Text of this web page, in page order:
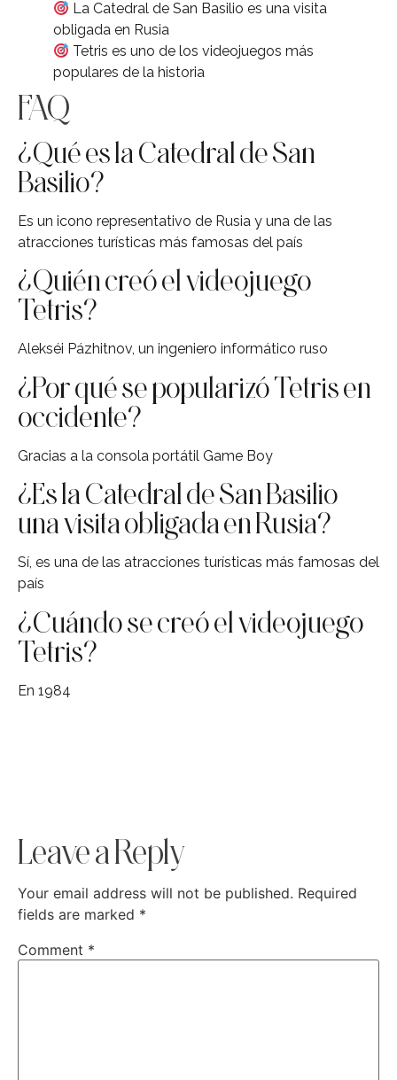
La Catedral de San Basilio es una visita
obligada en Rusia
Tetris es uno de los videojuegos más
populares de la historia
FAQ
¿Qué es la Catedral de San
Basilio?
Es un icono representativo de Rusia y una de las
atracciones turísticas más famosas del país
¿Quién creó el videojuego
Tetris?
Alekséi Pázhitnov, un ingeniero informático ruso
¿Por qué se popularizó Tetris en
occidente?
Gracias a la consola portátil Game Boy
¿Es la Catedral de San Basilio
una visita obligada en Rusia?
Sí, es una de las atracciones turísticas más famosas del
país
¿Cuándo se creó el videojuego
Tetris?
En 1984
Leave a Reply
Your email address will not be published. Required
fields are marked *
Comment *